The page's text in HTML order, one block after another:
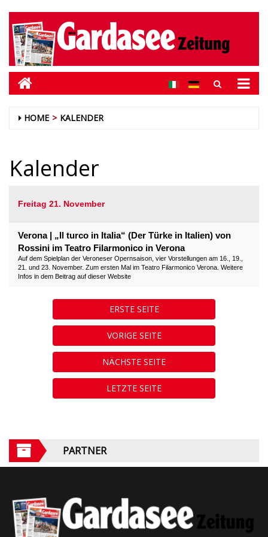
HOME KALENDER
Kalender
Freitag 21. November
Verona | „Il turco in Italia“ (Der Türke in Italien) von
Rossini im Teatro Filarmonico in Verona
Auf dem Spielplan der Veroneser Opernsaison, vier Vorstellungen am 16., 19.,
21. und 23. November. Zum ersten Mal im Teatro Filarmonico Verona. Weitere
Infos in dem Beitrag auf dieser Website
ERSTE SEITE
VORIGE SEITE
NÄCHSTE SEITE
LETZTE SEITE
PARTNER